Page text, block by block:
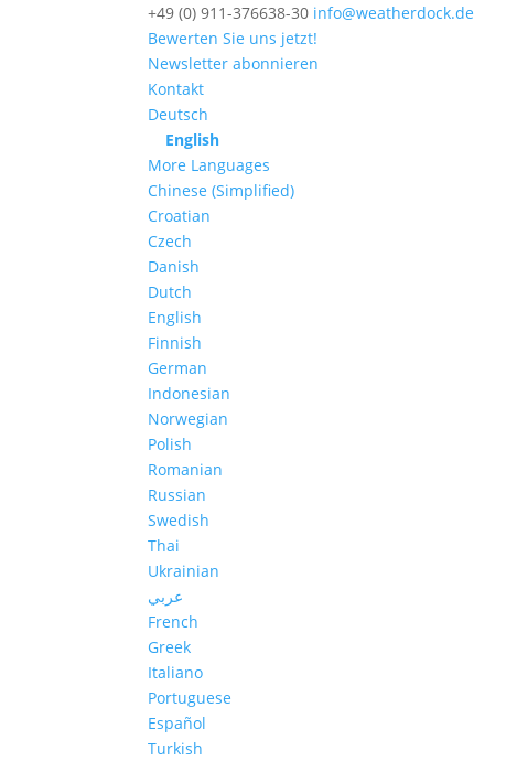
+49 (0) 911-376638-30 info@weatherdock.de
Bewerten Sie uns jetzt!
Newsletter abonnieren
Kontakt
Deutsch
English
More Languages
Chinese (Simplified)
Croatian
Czech
Danish
Dutch
English
Finnish
German
Indonesian
Norwegian
Polish
Romanian
Russian
Swedish
Thai
Ukrainian
عربي
French
Greek
Italiano
Portuguese
Español
Turkish